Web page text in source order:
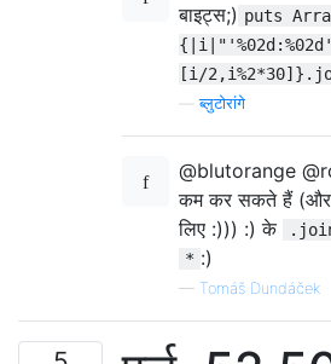
बाइट्स;) puts
[i/
—ब्लुटोरांगे
@blutorange
कम कर सकते हैं (और
लिए :))) :) के
* :)
— Tomáš Dundáček